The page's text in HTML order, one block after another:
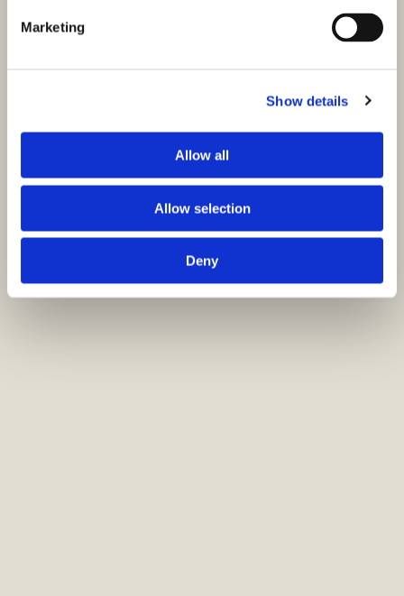
Marketing
Show details
Allow all
Allow selection
Deny